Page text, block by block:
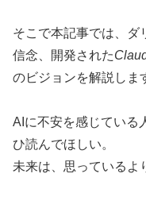
そこで本記事では、ダ
信念、開発された
のビジョンを解説しま
AIに不安を感じている
ひ読んでほしい。
未来は、思っているよ